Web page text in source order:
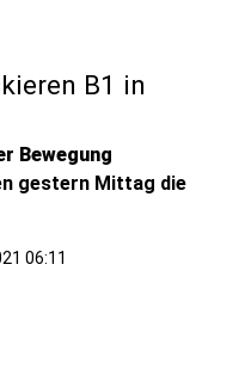
B1 in
Bewegung
gestern Mittag die
06:11